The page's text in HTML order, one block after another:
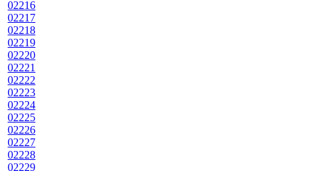
02216
02217
02218
02219
02220
02221
02222
02223
02224
02225
02226
02227
02228
02229